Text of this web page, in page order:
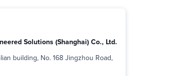
Solutions (Shanghai) Co., Ltd.
building, No. 168 Jingzhou Road,